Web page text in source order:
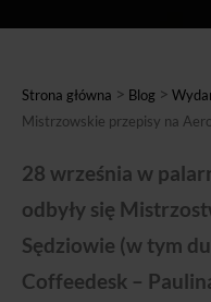
Strona główna > Blog >
Mistrzowskie przepisy na
28 września w
odbyły się
Sędziowie (w tym
Coffeedesk –